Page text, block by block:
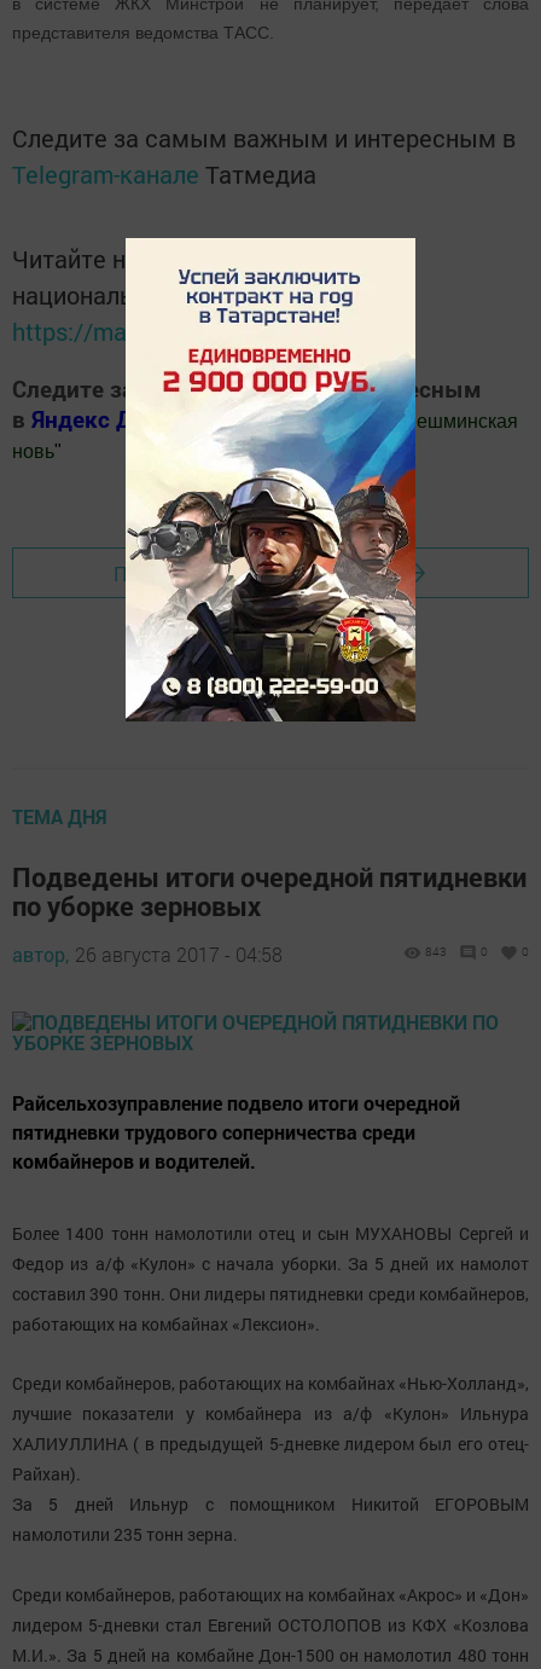
представителя ведомства ТАСС.
Следите за самым важным и интересным в
Telegram-канале Татмедиа
Читайте новости Татарстана в
национальном мессенджере MАХ:
https://max.ru/tatmedia
Следите за самым важным и интересным
в Яндекс Дзен Телеграм канале "Шешминская
новь"
Добавить Шешминскую новь в Яндекс.Новости
Перейти на страницу новости
ТЕМА ДНЯ
Подведены итоги очередной пятидневки
по уборке зерновых
автор, 26 августа 2017 - 04:58 843 0 0
Райсельхозуправление подвело итоги очередной
пятидневки трудового соперничества среди
комбайнеров и водителей.
Более 1400 тонн намолотили отец и сын МУХАНОВЫ Сергей и
Федор из а/ф «Кулон» с начала уборки. За 5 дней их намолот
составил 390 тонн. Они лидеры пятидневки среди комбайнеров,
работающих на комбайнах «Лексион».
Среди комбайнеров, работающих на комбайнах «Нью-Холланд»,
лучшие показатели у комбайнера из а/ф «Кулон» Ильнура
ХАЛИУЛЛИНА ( в предыдущей 5-дневке лидером был его отец-
Райхан).
За 5 дней Ильнур с помощником Никитой ЕГОРОВЫМ
намолотили 235 тонн зерна.
Среди комбайнеров, работающих на комбайнах «Акрос» и «Дон»
лидером 5-дневки стал Евгений ОСТОЛОПОВ из КФХ «Козлова
М.И.». За 5 дней на комбайне Дон-1500 он намолотил 480 тонн